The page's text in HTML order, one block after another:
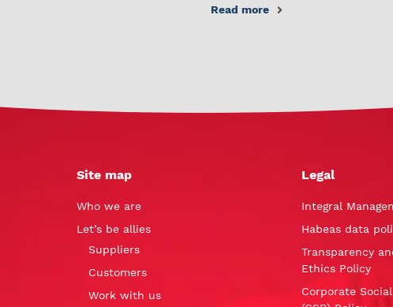
Read more
Site map
Who we are
Let’s be allies
Suppliers
Customers
Work with us
Legal
Integral
Habeas data
Transparency
Ethics Policy
Corporate